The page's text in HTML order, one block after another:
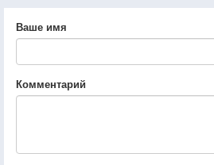
Ваше имя
Комментарий